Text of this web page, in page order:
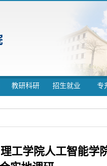
教研科研 招生就业 专
工学院人工智能学